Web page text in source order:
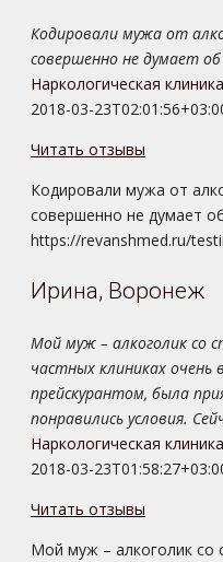
Кодировали мужа от
совершенно не думает
Наркологическая
2018-03-
Читать отзывы
Кодировали мужа от
совершенно не думает
https://revanshmed.ru/
Ирина, Воронеж
Мой муж – алкоголик со
частных клиниках очень
прейскурантом, была
понравились условия.
Наркологическая
2018-03-
Читать отзывы
Мой муж – алкоголик со